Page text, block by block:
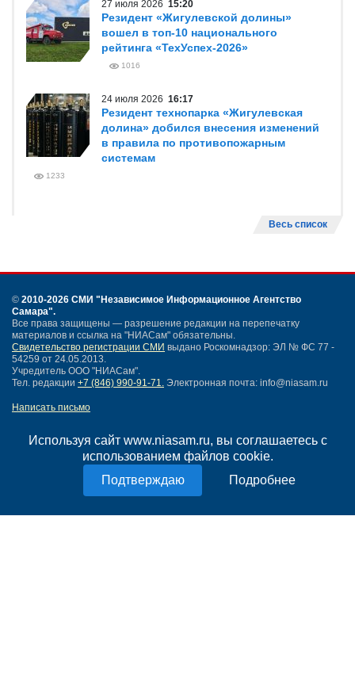
Используя сайт www.niasam.ru, вы соглашаетесь с
использованием файлов cookie.
Подробнее
27 июля 2026 15:20
Резидент «Жигулевской долины»
вошел в топ-10 национального
рейтинга «ТехУспех-2026»
1016
24 июля 2026 16:17
Резидент технопарка «Жигулевская
долина» добился внесения изменений
в правила по противопожарным
системам
1233
Весь список
© 2010-2026 СМИ "Независимое Информационное Агентство
Самара".
Все права защищены — разрешение редакции на перепечатку
материалов и ссылка на "НИАСам" обязательны.
Свидетельство регистрации СМИ выдано Роскомнадзор: ЭЛ № ФС 77 -
54259 от 24.05.2013.
Учредитель ООО "НИАСам".
Тел. редакции +7 (846) 990-91-71. Электронная почта: info@niasam.ru
Написать письмо
Нашли ошибку?
Политика конфиденциальности